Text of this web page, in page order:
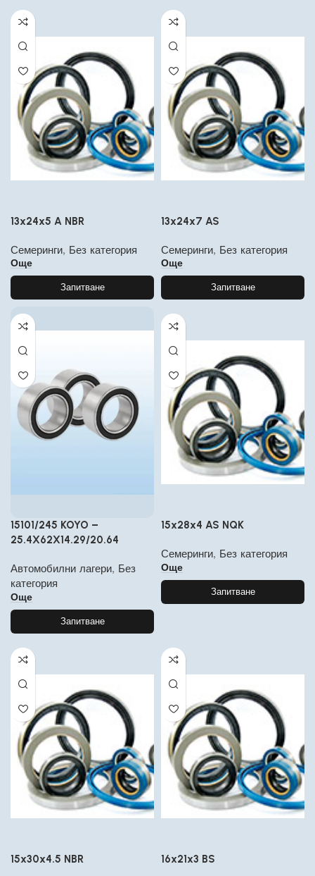
13x24x5 A NBR
Семеринги, Без категория
Още
Запитване
13x24x7 AS
Семеринги, Без категория
Още
Запитване
15101/245 KOYO –
25.4X62X14.29/20.64
Автомобилни лагери, Без
категория
Още
Запитване
15x28x4 AS NQK
Семеринги, Без категория
Още
Запитване
15x30x4.5 NBR 16x21x3 BS